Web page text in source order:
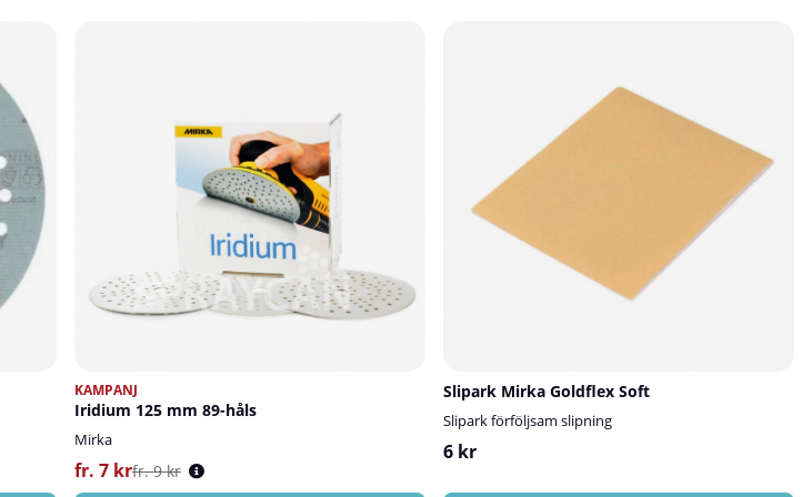
KAMPANJ
Iridium 125 mm 89-håls
Mirka
fr. 7 krfr. 9 kr
Slipark Mirka Goldflex Soft
Slipark förföljsam slipning
6 kr